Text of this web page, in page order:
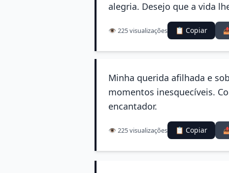
alegria. Desejo que a vida
👁️ 225 visualizações 📋 Copiar
Minha querida afilhada e
momentos inesquecíveis.
encantador.
👁️ 225 visualizações 📋 Copiar